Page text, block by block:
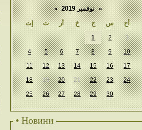
« نوفمبر 2019 »
إث
ث أر خ ج س أح
1 2 3
4 5 6 7 8 9 10
11 12 13 14 15 16 17
18 19 20 21 22 23 24
25 26 27 28 29 30
• Новини